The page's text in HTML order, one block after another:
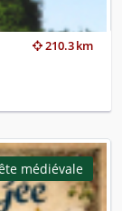
210.3 km
médiévale